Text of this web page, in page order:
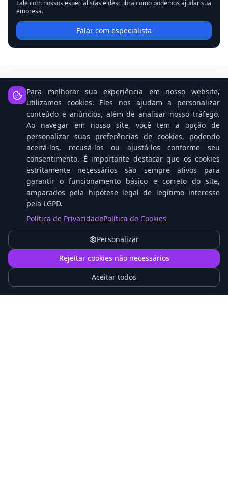
Fale com nossos especialistas e descubra como podemos ajudar sua
empresa.
Falar com especialista
Notícias Relacionadas
Open Source: O Cavalo Vencedor na Corrida da
IA Contra Gigantes Tech
1
Para melhorar sua experiência em nosso website,
utilizamos cookies. Eles nos ajudam a personalizar
conteúdo e anúncios, além de analisar nosso tráfego.
Ao navegar em nosso site, você tem a opção de
personalizar suas preferências de cookies, podendo
aceitá-los, recusá-los ou ajustá-los conforme seu
consentimento. É importante destacar que os cookies
estritamente necessários são sempre ativos para
garantir o funcionamento básico e correto do site,
amparados pela hipótese legal de legítimo interesse
pela LGPD.
Política de PrivacidadePolítica de Cookies
Personalizar
Rejeitar cookies não necessários
Aceitar todos